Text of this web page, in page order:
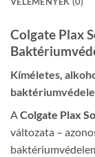
Colgate Plax
Kíméletes,
AColgate Plax
változata –